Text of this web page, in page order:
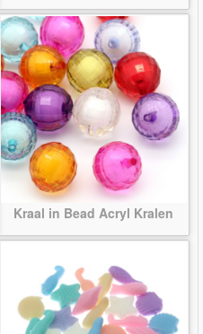
Kraal in Bead Acryl Kralen